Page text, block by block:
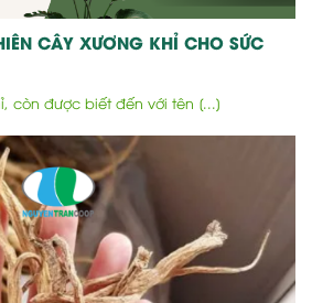
CÂY XƯƠNG KHỈ CHO SỨC
còn được biết đến với tên [...]